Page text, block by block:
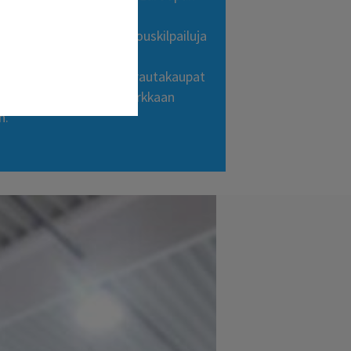
suuria globaaleja tarjouskilpailuja
sektorilla erityisesti rautakaupat
tarjoamaan tarkkaan